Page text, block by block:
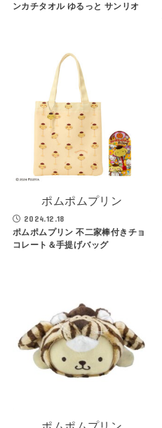
ンカチタオル ゆるっと サンリオ
ポムポムプリン
2024.12.18
ポムポムプリン 不二家棒付きチョ
コレート＆手提げバッグ